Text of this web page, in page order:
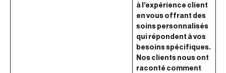
à l’expérience client
en vous offrant des
soins personnalisés
qui répondent à vos
besoins spécifiques.
Nos clients nous ont
raconté comment